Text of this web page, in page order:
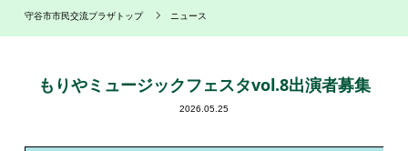
守谷市市民交流プラザトップ ニュース
もりやミュージックフェスタvol.8出演者募集
2026.05.25